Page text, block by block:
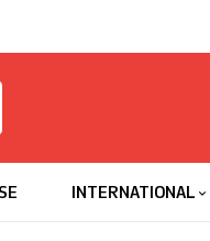
INTERNATIONAL